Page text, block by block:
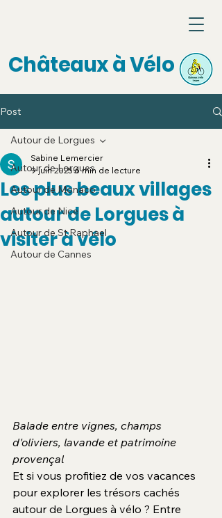
Châteaux à Vélo
Post
Autour de Lorgues
Autour de Monaco
Autour de Nice
Autour de St Raphael
Autour de Cannes
Autour de Lorgues
Les plus beaux villages
autour de Lorgues à
visiter à vélo
Sabine Lemercier
9 juin 20256 min de lecture
Balade entre vignes, champs
d'oliviers, lavande et patrimoine
provençal
Et si vous profitiez de vos vacances
pour explorer les trésors cachés
autour de Lorgues à vélo ? Entre